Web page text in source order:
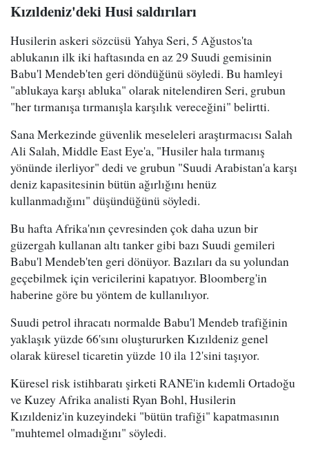
Kızıldeniz'deki Husi saldırıları
Husilerin askeri sözcüsü Yahya Seri, 5 Ağustos'ta
ablukanın ilk iki haftasında en az 29 Suudi gemisinin
Babu'l Mendeb'ten geri döndüğünü söyledi. Bu hamleyi
"ablukaya karşı abluka" olarak nitelendiren Seri, grubun
"her tırmanışa tırmanışla karşılık vereceğini" belirtti.
Sana Merkezinde güvenlik meseleleri araştırmacısı Salah
Ali Salah, Middle East Eye'a, "Husiler hala tırmanış
yönünde ilerliyor" dedi ve grubun "Suudi Arabistan'a karşı
deniz kapasitesinin bütün ağırlığını henüz
kullanmadığını" düşündüğünü söyledi.
Bu hafta Afrika'nın çevresinden çok daha uzun bir
güzergah kullanan altı tanker gibi bazı Suudi gemileri
Babu'l Mendeb'ten geri dönüyor. Bazıları da su yolundan
geçebilmek için vericilerini kapatıyor. Bloomberg'in
haberine göre bu yöntem de kullanılıyor.
Suudi petrol ihracatı normalde Babu'l Mendeb trafiğinin
yaklaşık yüzde 66'sını oluştururken Kızıldeniz genel
olarak küresel ticaretin yüzde 10 ila 12'sini taşıyor.
Küresel risk istihbaratı şirketi RANE'in kıdemli Ortadoğu
ve Kuzey Afrika analisti Ryan Bohl, Husilerin
Kızıldeniz'in kuzeyindeki "bütün trafiği" kapatmasının
"muhtemel olmadığını" söyledi.